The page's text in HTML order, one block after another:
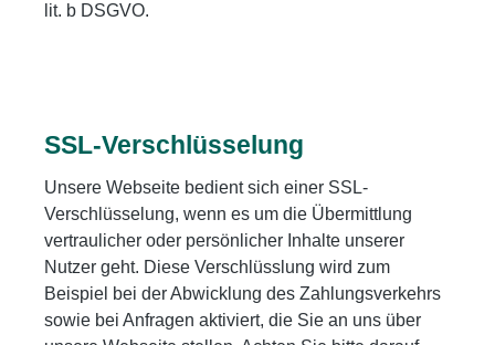
lit. b DSGVO.
SSL-Verschlüsselung
Unsere Webseite bedient sich einer SSL-
Verschlüsselung, wenn es um die Übermittlung
vertraulicher oder persönlicher Inhalte unserer
Nutzer geht. Diese Verschlüsslung wird zum
Beispiel bei der Abwicklung des Zahlungsverkehrs
sowie bei Anfragen aktiviert, die Sie an uns über